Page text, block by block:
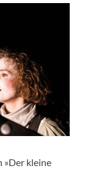
»Der kleine